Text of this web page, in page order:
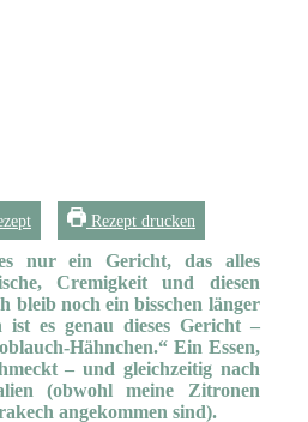
Rezept drucken
nur ein Gericht, das alles
Cremigkeit und diesen
bleib noch ein bisschen länger
es genau dieses Gericht –
Hähnchen.“ Ein Essen,
– und gleichzeitig nach
(obwohl meine Zitronen
angekommen sind).